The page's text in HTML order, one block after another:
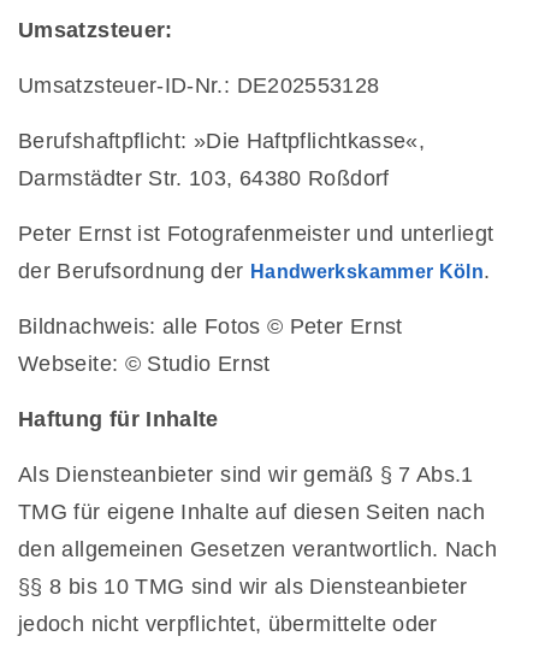
Umsatzsteuer:
Umsatzsteuer-ID-Nr.: DE202553128
Berufshaftpflicht: »Die Haftpflichtkasse«,
Darmstädter Str. 103, 64380 Roßdorf
Peter Ernst ist Fotografenmeister und unterliegt
der Berufsordnung der Handwerkskammer Köln.
Bildnachweis: alle Fotos © Peter Ernst
Webseite: © Studio Ernst
Haftung für Inhalte
Als Diensteanbieter sind wir gemäß § 7 Abs.1
TMG für eigene Inhalte auf diesen Seiten nach
den allgemeinen Gesetzen verantwortlich. Nach
§§ 8 bis 10 TMG sind wir als Diensteanbieter
jedoch nicht verpflichtet, übermittelte oder